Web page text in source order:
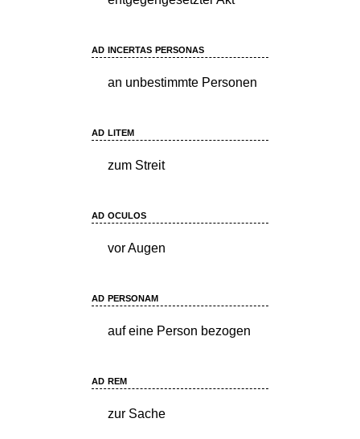
ad incertas personas
an unbestimmte Personen
ad litem
zum Streit
ad oculos
vor Augen
ad personam
auf eine Person bezogen
ad rem
zur Sache